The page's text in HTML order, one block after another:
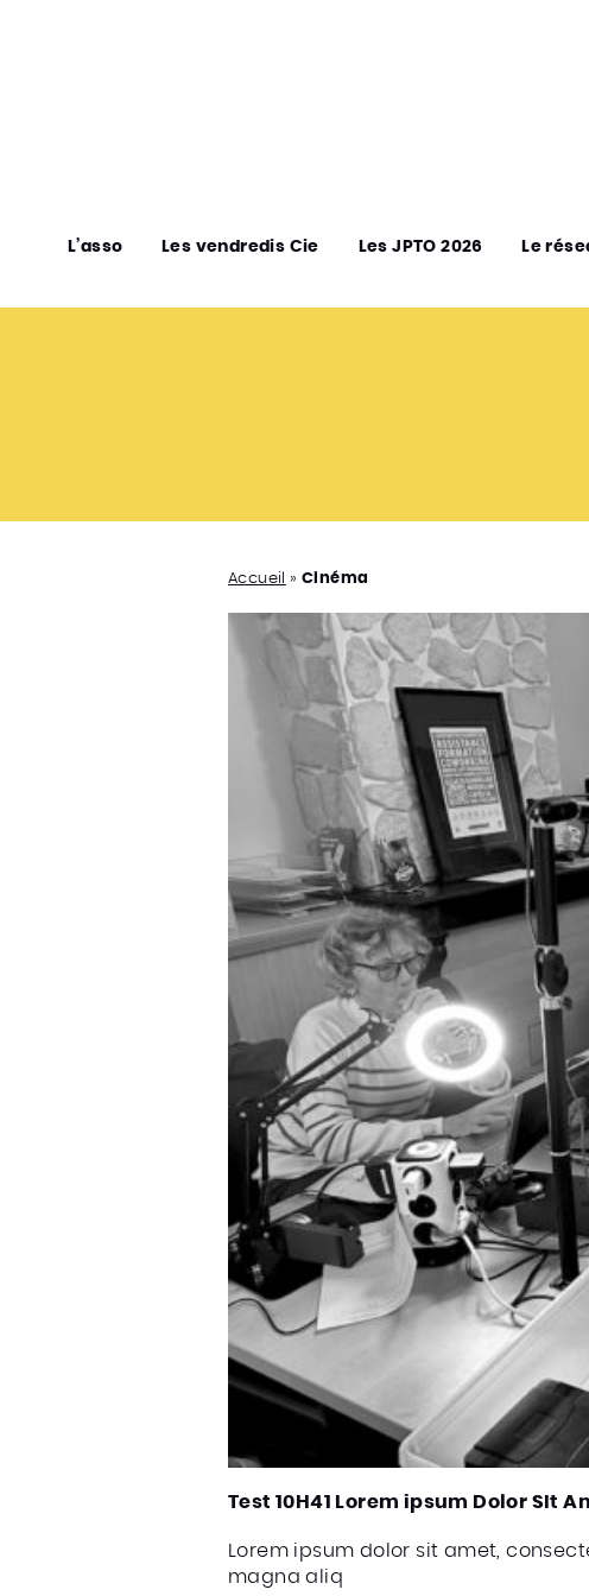
L’asso Les vendredis Cie Les JPTO 2026 Le
Accueil »Cinéma
Test 10H41 Lorem ipsum Dolor SIt
Lorem ipsum dolor sit amet,
magna aliq